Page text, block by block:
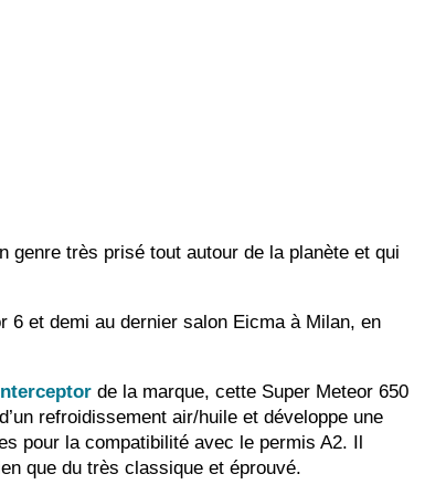
genre très prisé tout autour de la planète et qui
6 et demi au dernier salon Eicma à Milan, en
de la marque, cette Super Meteor 650
refroidissement air/huile et développe une
pour la compatibilité avec le permis A2. Il
que du très classique et éprouvé.